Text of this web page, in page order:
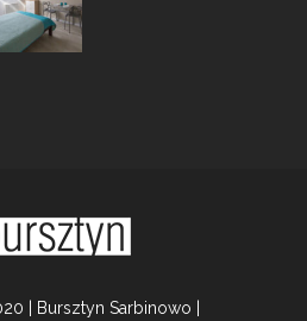
| Bursztyn Sarbinowo |